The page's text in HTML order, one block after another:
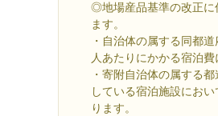
◎地場産品基準の改正に
ます。
・自治体の属する同都
人あたりにかかる宿泊費
・寄附自治体の属する
している宿泊施設にお
ります。